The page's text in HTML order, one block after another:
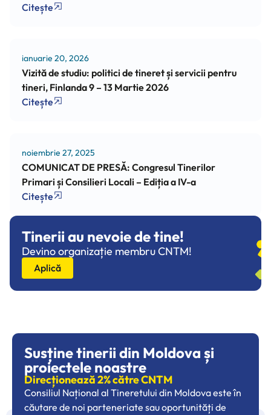
Citește
ianuarie 20, 2026
Vizită de studiu: politici de tineret și servicii pentru
tineri, Finlanda 9 – 13 Martie 2026
Citește
noiembrie 27, 2025
COMUNICAT DE PRESĂ: Congresul Tinerilor
Primari și Consilieri Locali – Ediția a IV-a
Citește
Tinerii au nevoie de tine!
Devino organizație membru CNTM!
Aplică
Susține tinerii din Moldova și
proiectele noastre
Direcționează 2% către CNTM
Consiliul Național al Tineretului din Moldova este în
căutare de noi parteneriate sau oportunități de